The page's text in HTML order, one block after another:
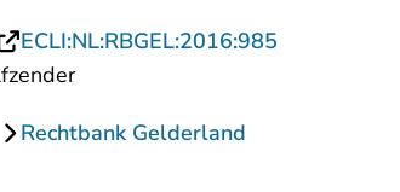
ECLI:NL:RBGEL:2016:985
Rechtbank Gelderland